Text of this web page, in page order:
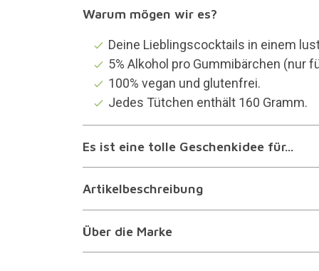
Warum mögen wir es?
Deine Lieblingscocktails in einem
5% Alkohol pro Gummibärchen (nur
100% vegan und glutenfrei.
Jedes Tütchen enthält 160 Gramm.
Es ist eine tolle Geschenkidee für...
Artikelbeschreibung
Über die Marke